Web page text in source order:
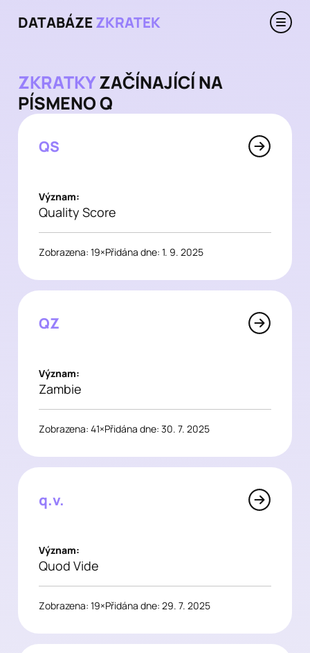
DATABÁZEZKRATEK
ZKRATKYZAČÍNAJÍCÍ NA
PÍSMENO Q
QS
Význam:
Quality Score
Zobrazena: 19×Přidána dne: 1. 9. 2025
QZ
Význam:
Zambie
Zobrazena: 41×Přidána dne: 30. 7. 2025
q.v.
Význam:
Quod Vide
Zobrazena: 19×Přidána dne: 29. 7. 2025